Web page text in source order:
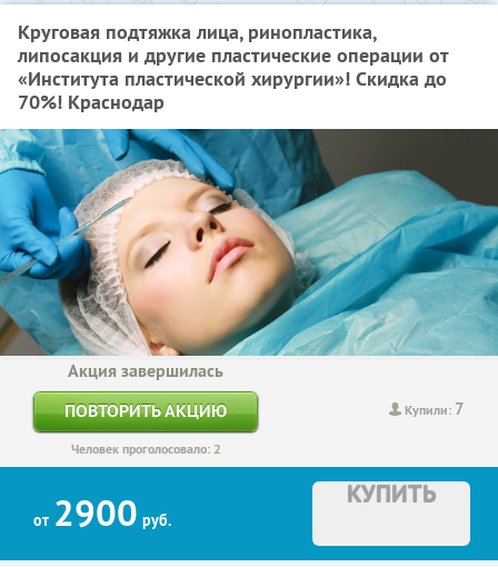
Круговая подтяжка лица, ринопластика,
липосакция и другие пластические операции от
«Института пластической хирургии»! Скидка до
70%! Краснодар
Купили: 7
Акция завершилась
ПОВТОРИТЬ АКЦИЮ
Человек проголосовало: 2
от 2900 руб.
КУПИТЬ